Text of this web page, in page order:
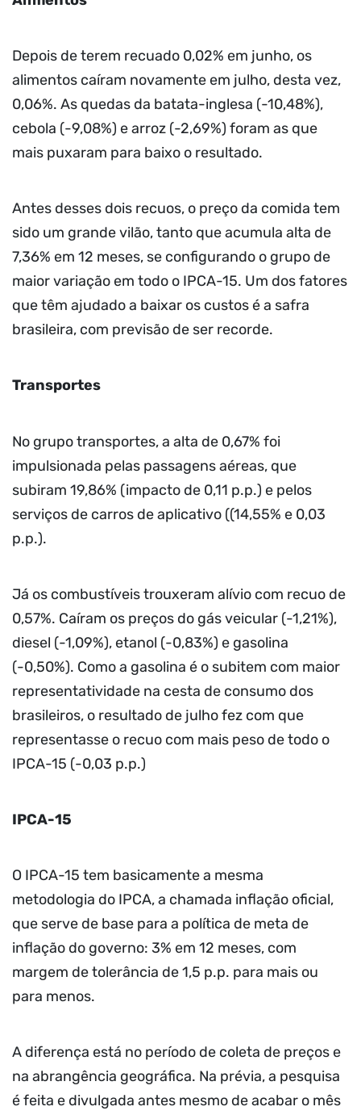
Depois de terem recuado 0,02% em junho, os
alimentos caíram novamente em julho, desta vez,
0,06%. As quedas da batata-inglesa (-10,48%),
cebola (-9,08%) e arroz (-2,69%) foram as que
mais puxaram para baixo o resultado.
Antes desses dois recuos, o preço da comida tem
sido um grande vilão, tanto que acumula alta de
7,36% em 12 meses, se configurando o grupo de
maior variação em todo o IPCA-15. Um dos fatores
que têm ajudado a baixar os custos é a safra
brasileira, com previsão de ser recorde.
Transportes
No grupo transportes, a alta de 0,67% foi
impulsionada pelas passagens aéreas, que
subiram 19,86% (impacto de 0,11 p.p.) e pelos
serviços de carros de aplicativo ((14,55% e 0,03
p.p.).
Já os combustíveis trouxeram alívio com recuo de
0,57%. Caíram os preços do gás veicular (-1,21%),
diesel (-1,09%), etanol (-0,83%) e gasolina
(-0,50%). Como a gasolina é o subitem com maior
representatividade na cesta de consumo dos
brasileiros, o resultado de julho fez com que
representasse o recuo com mais peso de todo o
IPCA-15 (-0,03 p.p.)
IPCA-15
O IPCA-15 tem basicamente a mesma
metodologia do IPCA, a chamada inflação oficial,
que serve de base para a política de meta de
inflação do governo: 3% em 12 meses, com
margem de tolerância de 1,5 p.p. para mais ou
para menos.
A diferença está no período de coleta de preços e
na abrangência geográfica. Na prévia, a pesquisa
é feita e divulgada antes mesmo de acabar o mês